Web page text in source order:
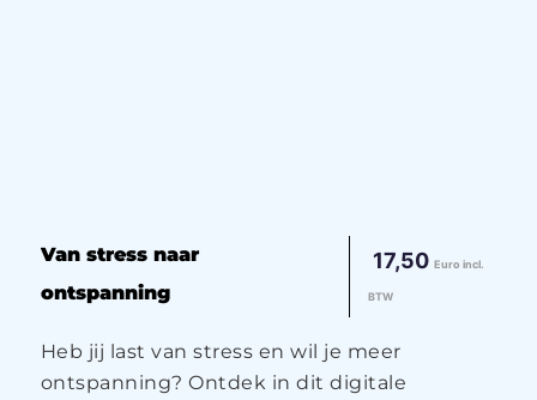
Van stress naar
ontspanning
17,50 Euro incl.
BTW
Heb jij last van stress en wil je meer
ontspanning? Ontdek in dit digitale